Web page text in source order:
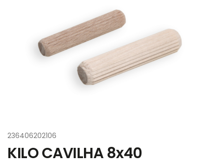
236406202106
KILO CAVILHA 8x40